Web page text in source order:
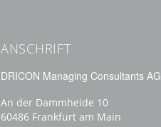
ANSCHRIFT
DRICON Managing Consultants AG
An der Dammheide 10
60486 Frankfurt am Main